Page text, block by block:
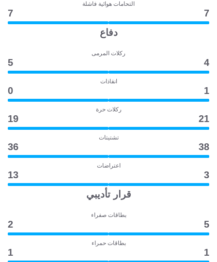
التحامات هوائية فاشلة
7
7
دفاع
ركلات المرمى
4
5
انقاذات
1
0
ركلات حرة
21
19
تشتيتات
38
36
اعتراضات
3
13
قرار تأديبي
بطاقات صفراء
5
2
بطاقات حمراء
1
1